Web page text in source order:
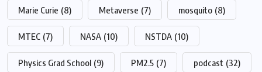
Marie Curie (8) Metaverse (7) mosquito (8)
MTEC (7) NASA (10) NSTDA (10)
Physics Grad School (9) PM2.5 (7) podcast (32)